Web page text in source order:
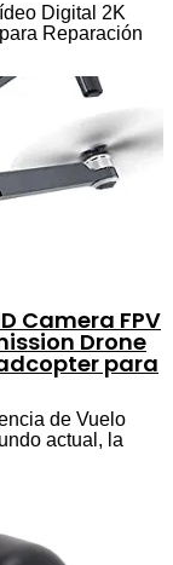
Digital 2K
Reparación
Camera FPV
Drone
para
de Vuelo
actual, la